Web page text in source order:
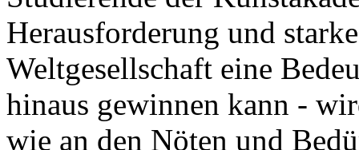
Herausforderung und
Weltgesellschaft eine
hinaus gewinnen kann -
wie an den Nöten und